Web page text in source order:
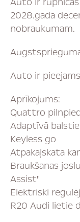
2028.gada
nobraukumam.
Auto ir
Aprīkojums:
Quattro
Adaptīvā
Keyless go
Atpakaļskata
Braukšanas
Assist''
Elektriski
R20 Audi lietie